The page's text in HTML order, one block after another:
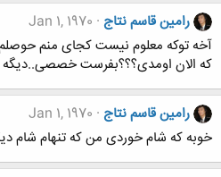
رامین قاسم نتاج Jan 1, 1970
آخه توکه معلوم نیست کجای منم حوصلم
که الان اومدی؟؟؟بفرست خصصی..دیگه
رامین قاسم نتاج Jan 1, 1970
خوبه که شام خوردی من که تنهام شام